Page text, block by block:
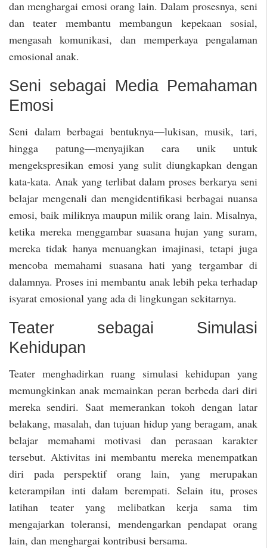
dan menghargai emosi orang lain. Dalam prosesnya, seni
dan teater membantu membangun kepekaan sosial,
mengasah komunikasi, dan memperkaya pengalaman
emosional anak.
Seni sebagai Media Pemahaman
Emosi
Seni dalam berbagai bentuknya—lukisan, musik, tari,
hingga patung—menyajikan cara unik untuk
mengekspresikan emosi yang sulit diungkapkan dengan
kata-kata. Anak yang terlibat dalam proses berkarya seni
belajar mengenali dan mengidentifikasi berbagai nuansa
emosi, baik miliknya maupun milik orang lain. Misalnya,
ketika mereka menggambar suasana hujan yang suram,
mereka tidak hanya menuangkan imajinasi, tetapi juga
mencoba memahami suasana hati yang tergambar di
dalamnya. Proses ini membantu anak lebih peka terhadap
isyarat emosional yang ada di lingkungan sekitarnya.
Teater sebagai Simulasi
Kehidupan
Teater menghadirkan ruang simulasi kehidupan yang
memungkinkan anak memainkan peran berbeda dari diri
mereka sendiri. Saat memerankan tokoh dengan latar
belakang, masalah, dan tujuan hidup yang beragam, anak
belajar memahami motivasi dan perasaan karakter
tersebut. Aktivitas ini membantu mereka menempatkan
diri pada perspektif orang lain, yang merupakan
keterampilan inti dalam berempati. Selain itu, proses
latihan teater yang melibatkan kerja sama tim
mengajarkan toleransi, mendengarkan pendapat orang
lain, dan menghargai kontribusi bersama.